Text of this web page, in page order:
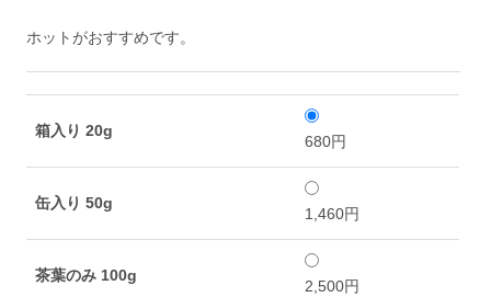
ホットがおすすめです。
箱入り 20g
680円
缶入り 50g
1,460円
茶葉のみ 100g
2,500円